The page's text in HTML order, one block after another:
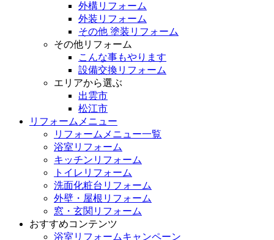
外構リフォーム
外装リフォーム
その他 塗装リフォーム
その他リフォーム
こんな事もやります
設備交換リフォーム
エリアから選ぶ
出雲市
松江市
リフォームメニュー
リフォームメニュー一覧
浴室リフォーム
キッチンリフォーム
トイレリフォーム
洗面化粧台リフォーム
外壁・屋根リフォーム
窓・玄関リフォーム
おすすめコンテンツ
浴室リフォームキャンペーン